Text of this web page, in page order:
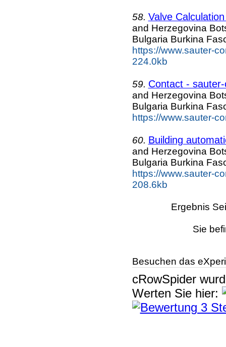
58. Valve
and Herzegovina
Bulgaria Burkina
https://www.sauter-
224.0kb
59. Contact -
and Herzegovina
Bulgaria Burkina
https://www.sauter-
60. Building
and Herzegovina
Bulgaria Burkina
https://www.sauter-
208.6kb
Ergebnis
Sie
Besuchen das
cRowSpider
Werten Sie hier: